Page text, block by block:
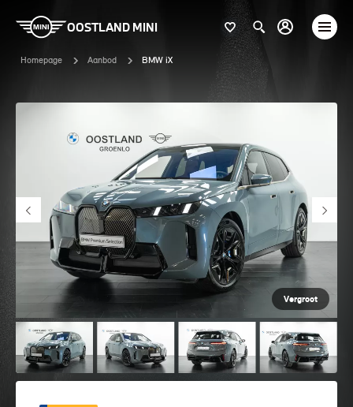
OOSTLAND MINI
Homepage Aanbod BMW iX
Vergroot